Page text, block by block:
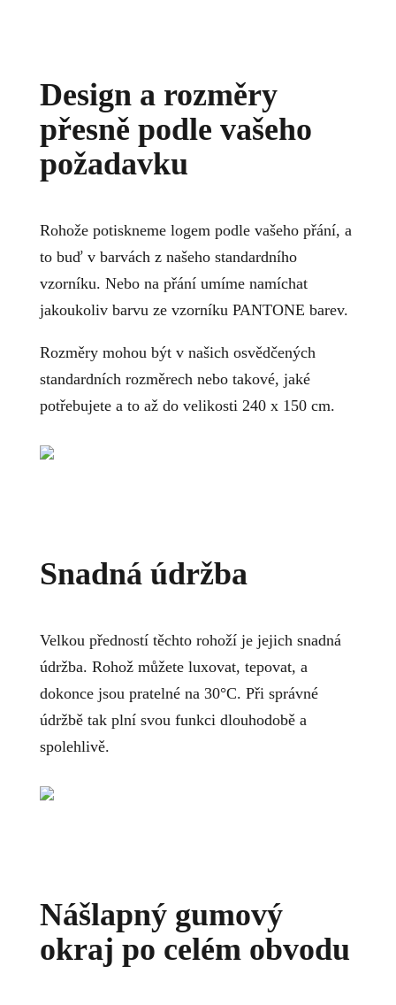
Design a rozměry
přesně podle vašeho
požadavku
Rohože potiskneme logem podle vašeho přání, a
to buď v barvách z našeho standardního
vzorníku. Nebo na přání umíme namíchat
jakoukoliv barvu ze vzorníku PANTONE barev.
Rozměry mohou být v našich osvědčených
standardních rozměrech nebo takové, jaké
potřebujete a to až do velikosti 240 x 150 cm.
Snadná údržba
Velkou předností těchto rohoží je jejich snadná
údržba. Rohož můžete luxovat, tepovat, a
dokonce jsou pratelné na 30°C. Při správné
údržbě tak plní svou funkci dlouhodobě a
spolehlivě.
Nášlapný gumový
okraj po celém obvodu